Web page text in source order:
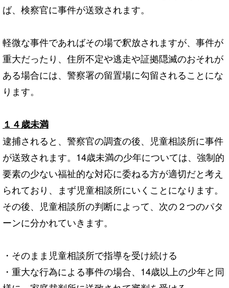
ば、検察官に事件が送致されます。
軽微な事件であればその場で釈放されますが、事件が
重大だったり、住所不定や逃走や証拠隠滅のおそれが
ある場合には、警察署の留置場に勾留されることにな
ります。
１４歳未満
逮捕されると、警察官の調査の後、児童相談所に事件
が送致されます。14歳未満の少年については、強制的
要素の少ない福祉的な対応に委ねる方が適切だと考え
られており、まず児童相談所にいくことになります。
その後、児童相談所の判断によって、次の２つのパタ
ーンに分かれていきます。
・そのまま児童相談所で指導を受け続ける
・重大な行為による事件の場合、14歳以上の少年と同